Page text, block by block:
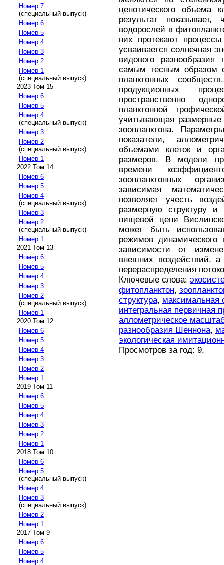
Номер 7
(специальный выпуск)
Номер 6
Номер 5
Номер 4
Номер 3
Номер 2
Номер 1
(специальный выпуск)
2023 Том 15
Номер 6
Номер 5
Номер 4
(специальный выпуск)
Номер 3
Номер 2
(специальный выпуск)
Номер 1
2022 Том 14
Номер 6
Номер 5
Номер 4
(специальный выпуск)
Номер 3
Номер 2
(специальный выпуск)
Номер 1
2021 Том 13
Номер 6
Номер 5
Номер 4
Номер 3
Номер 2
(специальный выпуск)
Номер 1
2020 Том 12
Номер 6
Номер 5
Номер 4
Номер 3
Номер 2
Номер 1
2019 Том 11
Номер 6
Номер 5
Номер 4
Номер 3
Номер 2
Номер 1
2018 Том 10
Номер 6
Номер 5
(специальный выпуск)
Номер 4
Номер 3
(специальный выпуск)
Номер 2
Номер 1
2017 Том 9
Номер 6
Номер 5
Номер 4
ценотического объема
результат
водорослей в
них протекают
усваивается солнечная
видового разнообразия
самым тесным образом
планктонных
продукционных
пространственно
планктонной
учитывающая размерные
зоопланктона.
показатели,
объемами клеток и
размеров. В модели
времени
зоопланктонных
зависимая
позволяет учесть
размерную структуру и
пищевой цепи
может быть
режимов динамического
зависимости от
внешних воздействий, а
перераспределения
Ключевые слова:
фитопланктон,
структура, максимальная
интегральная первичная
аллометрическое
разнообразия Шеннона,
экологическая
Просмотров за год: 9.